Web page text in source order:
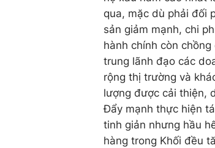
qua, mặc dù phải đối
sản giảm mạnh, chi
hành chính còn
trung lãnh đạo các
rộng thị trường và
lượng được cải thiện,
Đẩy mạnh thực hiện
tinh giản nhưng hầu
hàng trong Khối đều